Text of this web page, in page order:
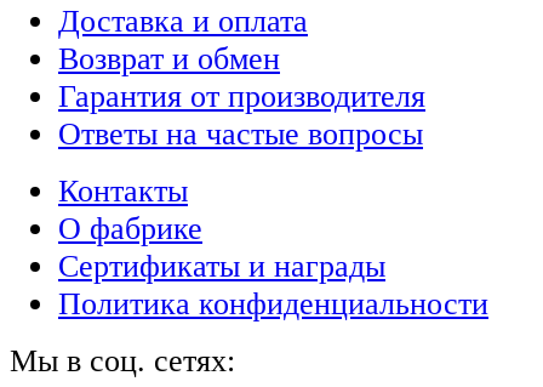
Доставка и оплата
Возврат и обмен
Гарантия от производителя
Ответы на частые вопросы
Контакты
О фабрике
Сертификаты и награды
Политика конфиденциальности
Мы в соц. сетях: